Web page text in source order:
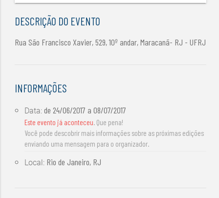
DESCRIÇÃO DO EVENTO
Rua São Francisco Xavier, 529, 10º andar, Maracanã- RJ - UFRJ
INFORMAÇÕES
Data:de 24/06/2017 a08/07/2017
Este evento já aconteceu. Que pena!
Você pode descobrir mais informações sobre as próximas edições
enviando uma mensagem para o organizador.
Local: Rio de Janeiro, RJ